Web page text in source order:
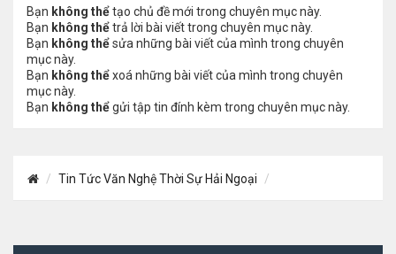
Bạn không thểtạo chủ đề mới trong chuyên mục này.
Bạn không thểtrả lời bài viết trong chuyên mục này.
Bạn không thểsửa những bài viết của mình trong chuyên
mục này.
Bạn không thểxoá những bài viết của mình trong chuyên
mục này.
Bạn không thểgửi tập tin đính kèm trong chuyên mục này.
Tin Tức Văn Nghệ Thời Sự Hải Ngoại